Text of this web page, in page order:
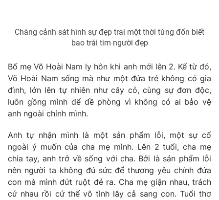
Học trực tuyến
Hitech Công nghệ tương lai
Thị trường
Tư vấn
Giao lưu trực tuyến
Lịch phát sóng
Chuyên mục khác
Emagazine Podcast
Photo Infographic
Video Shorts video
Chàng cảnh sát hình sự đẹp trai một thời từng đốn biết
bao trái tim người đẹp
Bố mẹ Võ Hoài Nam ly hôn khi anh mới lên 2. Kể từ đó,
Võ Hoài Nam sống mà như một đứa trẻ không có gia
đình, lớn lên tự nhiên như cây cỏ, cùng sự đơn độc,
luôn gồng mình để đề phòng vì không có ai bảo vệ
anh ngoài chính mình.
Anh tự nhận mình là một sản phẩm lỗi, một sự cố
ngoài ý muốn của cha mẹ mình. Lên 2 tuổi, cha mẹ
chia tay, anh trở về sống với cha. Bởi là sản phẩm lỗi
nên người ta không đủ sức để thương yêu chính đứa
con mà mình đứt ruột đẻ ra. Cha mẹ giận nhau, trách
cứ nhau rồi cứ thế vô tình lây cả sang con. Tuổi thơ